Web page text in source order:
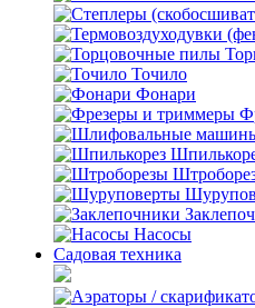
Точило
Фонари
Насосы
Садовая техника